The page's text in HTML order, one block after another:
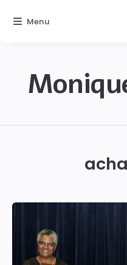
Menu